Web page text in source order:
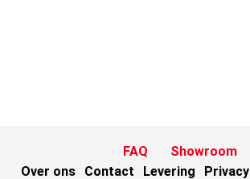
FAQ
Showroom
Over ons
Contact Levering Privacy